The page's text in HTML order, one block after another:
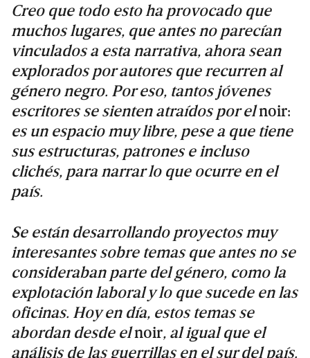
Creo que todo esto ha provocado que
muchos lugares, que antes no parecían
vinculados a esta narrativa, ahora sean
explorados por autores que recurren al
género negro. Por eso, tantos jóvenes
escritores se sienten atraídos por elnoir:
es un espacio muy libre, pese a que tiene
sus estructuras, patrones e incluso
clichés, para narrar lo que ocurre en el
país.
Se están desarrollando proyectos muy
interesantes sobre temas que antes no se
consideraban parte del género, como la
explotación laboral y lo que sucede en las
oficinas. Hoy en día, estos temas se
abordan desde elnoir, al igual que el
análisis de las guerrillas en el sur del país.